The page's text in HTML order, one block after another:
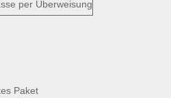
Paket